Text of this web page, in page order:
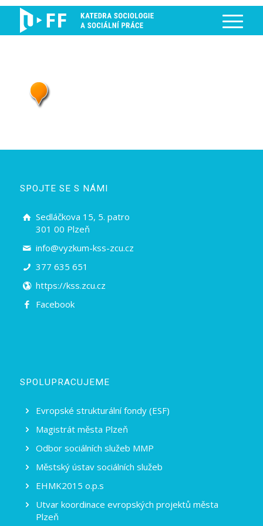
SPOJTE SE S NÁMI
Sedláčkova 15, 5. patro
301 00 Plzeň
info@vyzkum-kss-zcu.cz
377 635 651
https://kss.zcu.cz
Facebook
SPOLUPRACUJEME
Evropské strukturální fondy (ESF)
Magistrát města Plzeň
Odbor sociálních služeb MMP
Městský ústav sociálních služeb
EHMK2015 o.p.s
Utvar koordinace evropských projektů města
Plzeň